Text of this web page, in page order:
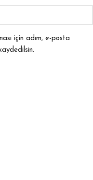
için adım, e-posta